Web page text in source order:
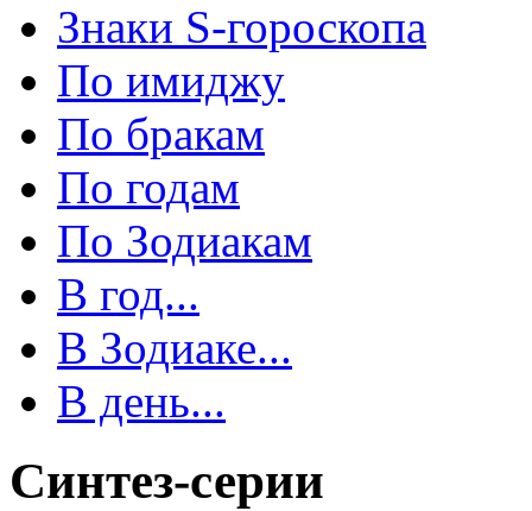
Знаки S-гороскопа
По имиджу
По бракам
По годам
По Зодиакам
В год...
В Зодиаке...
В день...
Синтез-серии